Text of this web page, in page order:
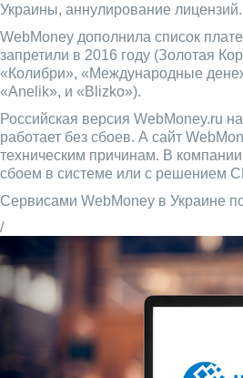
Украины, аннулирование лицензий.
WebMoney дополнила список
запретили в 2016 году (Золотая
«Колибри», «Международные
«Anelik», и «Blizko»).
Российская версия WebMoney.ru
работает без сбоев. А сайт
техническим причинам. В компании
сбоем в системе или с решением
Сервисами WebMoney в Украине
/